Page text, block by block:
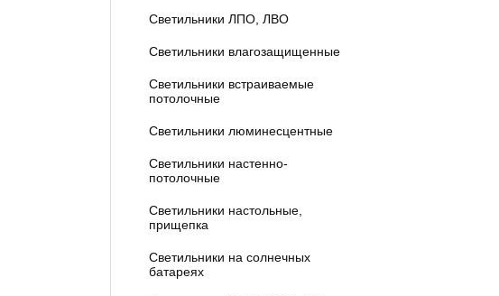
Светильники ЛПО, ЛВО
Светильники влагозащищенные
Светильники встраиваемые
потолочные
Светильники люминесцентные
Светильники настенно-
потолочные
Светильники настольные,
прищепка
Светильники на солнечных
батареях